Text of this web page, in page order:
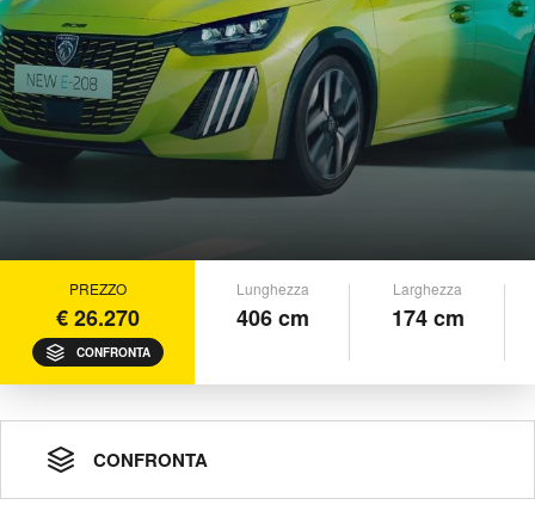
PREZZO
€ 26.270
CONFRONTA
Lunghezza
406 cm
Larghezza
174 cm
CONFRONTA